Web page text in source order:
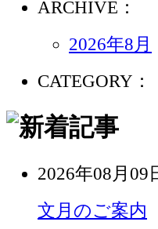
ARCHIVE：
2026年8月
CATEGORY：
2026年08月09
文月のご案内